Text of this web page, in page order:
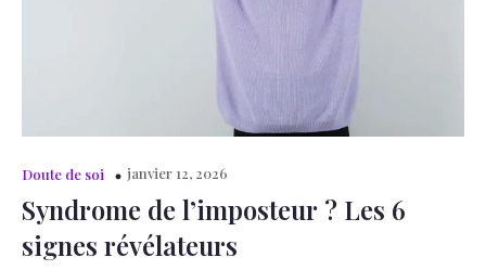
Doute de soi janvier 12, 2026
Syndrome de l’imposteur ? Les 6
signes révélateurs